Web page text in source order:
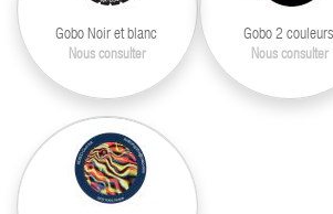
Gobo Noir et blanc
Nous consulter
Gobo 2 couleurs
Nous consulter